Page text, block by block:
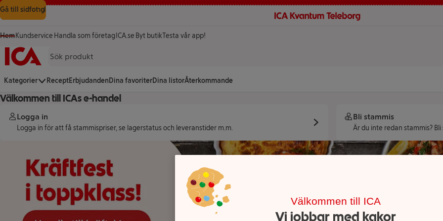
Gå till innehåll
Gå till sökning
Gå till sidfot
HemKundservice Handla som företag ICA.se
(öppnas i ett nytt fönster)
Byt butik
(öppnas i ett nytt fönster)
Testa vår app!
Startsida
Kategorier ReceptErbjudanden Dina favoriterDina listorÅterkommande
Välkommen till ICAs e-handel
Logga in
Logga in för att få stammispriser, se lagerstatus och leveranstider m.m.
Bli stammis
Är du inte redan stammis?
Välkommen till ICA
Vi jobbar med kakor